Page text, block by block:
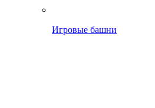
Игровые башни